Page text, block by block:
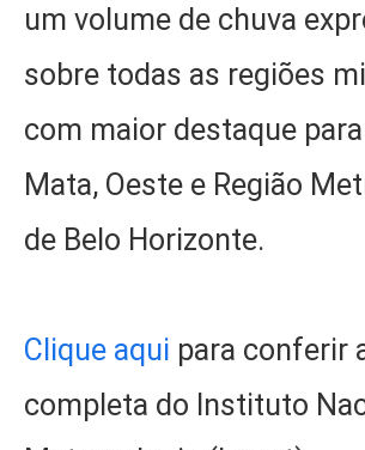
um volume de chuva
sobre todas as regiões
com maior destaque
Mata, Oeste e Região
de Belo Horizonte.
Clique aqui para conferir
completa do Instituto